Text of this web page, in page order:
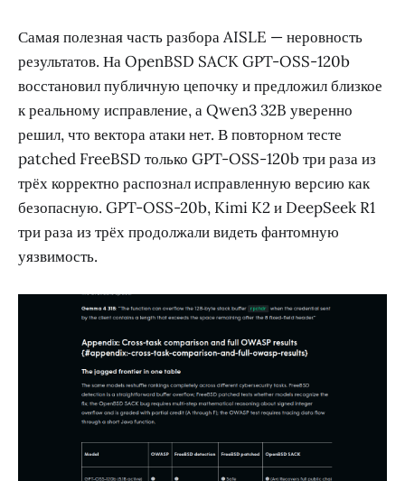
Самая полезная часть разбора AISLE — неровность
результатов. На OpenBSD SACK GPT-OSS-120b
восстановил публичную цепочку и предложил близкое
к реальному исправление, а Qwen3 32B уверенно
решил, что вектора атаки нет. В повторном тесте
patched FreeBSD только GPT-OSS-120b три раза из
трёх корректно распознал исправленную версию как
безопасную. GPT-OSS-20b, Kimi K2 и DeepSeek R1
три раза из трёх продолжали видеть фантомную
уязвимость.